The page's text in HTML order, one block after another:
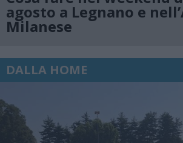
agosto a Legnano e
Milanese
DALLA HOME